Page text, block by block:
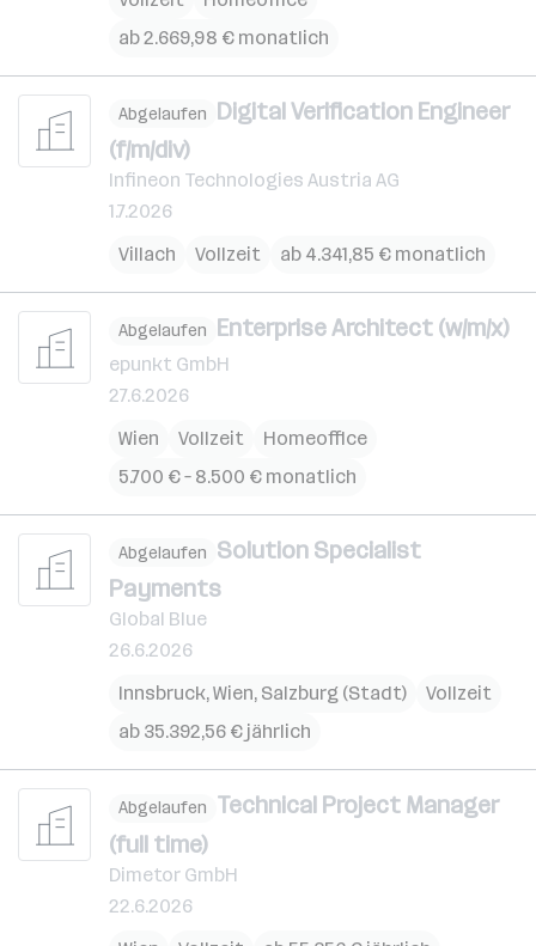
ab 2.669,98 € monatlich
Abgelaufen Digital Verification Engineer
(f/m/div)
Infineon Technologies Austria AG
1.7.2026
Villach
Vollzeit ab 4.341,85 € monatlich
Abgelaufen Enterprise Architect (w/m/x)
epunkt GmbH
27.6.2026
Wien
Vollzeit
Homeoffice
5.700 € – 8.500 € monatlich
Abgelaufen Solution Specialist
Payments
Global Blue
26.6.2026
Innsbruck,Wien, Salzburg (Stadt)
Vollzeit
ab 35.392,56 € jährlich
Abgelaufen Technical Project Manager
(full time)
Dimetor GmbH
22.6.2026